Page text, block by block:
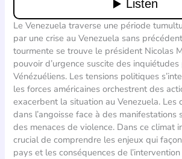
Le Venezuela traverse une période
par une crise au Venezuela sans
tourmente se trouve le président Nicolas
pouvoir d’urgence suscite des
Vénézuéliens. Les tensions politiques
les forces américaines orchestrent des
exacerbent la situation au Venezuela. Les
dans l’angoisse face à des manifestations
des menaces de violence. Dans ce climat
crucial de comprendre les enjeux qui
pays et les conséquences de